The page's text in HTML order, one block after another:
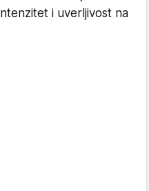
i uverljivost na